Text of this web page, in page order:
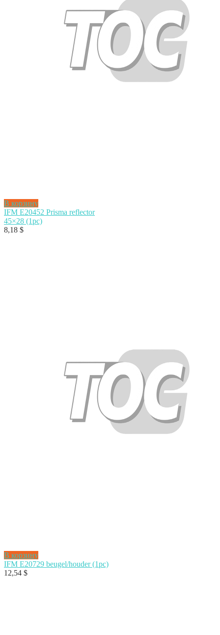
В корзину
IFM E20452 Prisma reflector
45×28 (1pc)
8,18 $
В корзину
IFM E20729 beugel/houder (1pc)
12,54 $